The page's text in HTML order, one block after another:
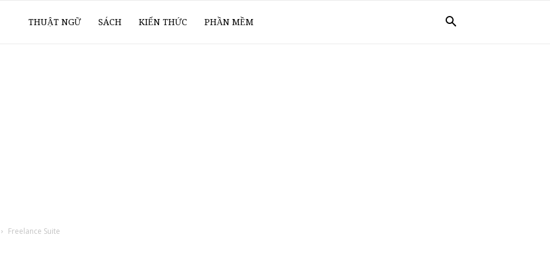
THUẬT NGỮ SÁCH KIẾN THỨC PHẦN MỀM
Freelance Suite